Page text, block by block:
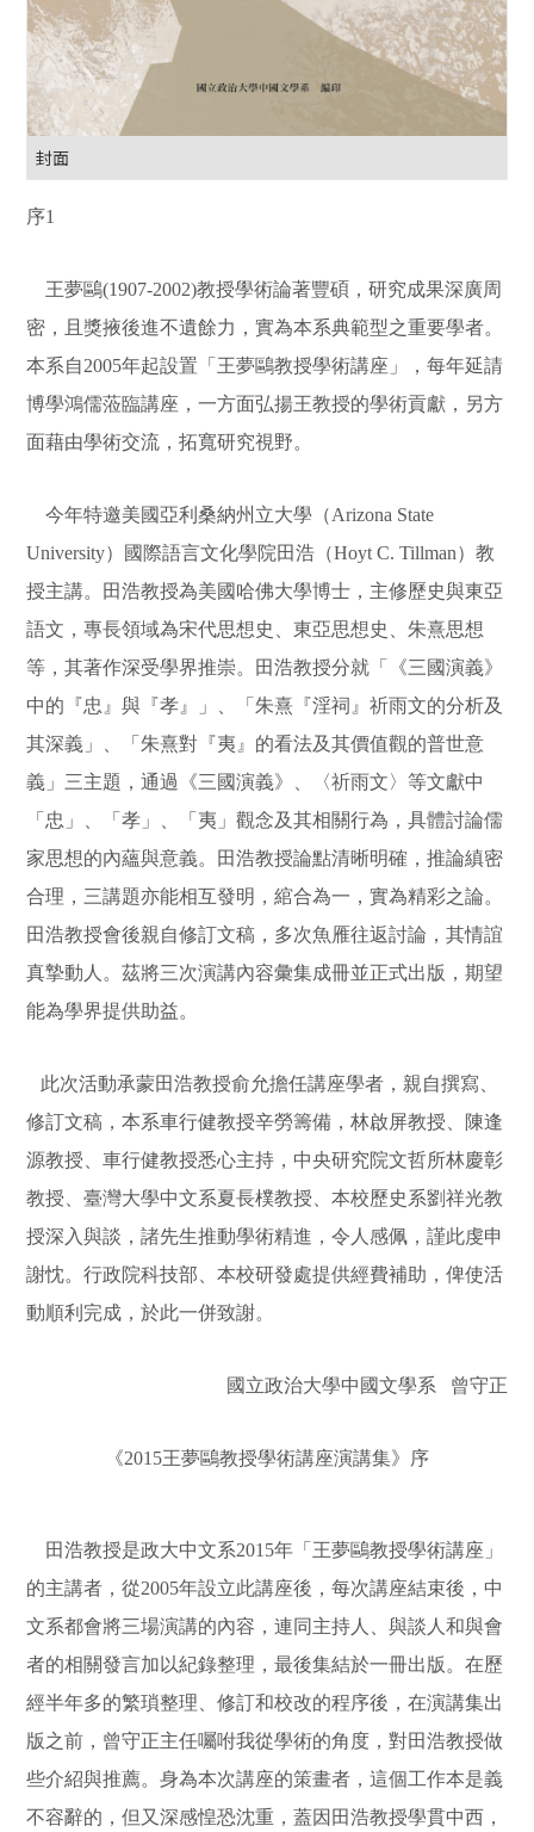
封面
序1
王夢鷗(1907-2002)教授學術論著豐碩，研究成果深廣周
密，且獎掖後進不遺餘力，實為本系典範型之重要學者。
本系自2005年起設置「王夢鷗教授學術講座」，每年延請
博學鴻儒蒞臨講座，一方面弘揚王教授的學術貢獻，另方
面藉由學術交流，拓寬研究視野。
今年特邀美國亞利桑納州立大學（Arizona State
University）國際語言文化學院田浩（Hoyt C. Tillman）教
授主講。田浩教授為美國哈佛大學博士，主修歷史與東亞
語文，專長領域為宋代思想史、東亞思想史、朱熹思想
等，其著作深受學界推崇。田浩教授分就「《三國演義》
中的『忠』與『孝』」、「朱熹『淫祠』祈雨文的分析及
其深義」、「朱熹對『夷』的看法及其價值觀的普世意
義」三主題，通過《三國演義》、〈祈雨文〉等文獻中
「忠」、「孝」、「夷」觀念及其相關行為，具體討論儒
家思想的內蘊與意義。田浩教授論點清晰明確，推論縝密
合理，三講題亦能相互發明，綰合為一，實為精彩之論。
田浩教授會後親自修訂文稿，多次魚雁往返討論，其情誼
真摯動人。茲將三次演講內容彙集成冊並正式出版，期望
能為學界提供助益。
此次活動承蒙田浩教授俞允擔任講座學者，親自撰寫、
修訂文稿，本系車行健教授辛勞籌備，林啟屏教授、陳逢
源教授、車行健教授悉心主持，中央研究院文哲所林慶彰
教授、臺灣大學中文系夏長樸教授、本校歷史系劉祥光教
授深入與談，諸先生推動學術精進，令人感佩，謹此虔申
謝忱。行政院科技部、本校研發處提供經費補助，俾使活
動順利完成，於此一併致謝。
國立政治大學中國文學系 曾守正
《2015王夢鷗教授學術講座演講集》序
田浩教授是政大中文系2015年「王夢鷗教授學術講座」
的主講者，從2005年設立此講座後，每次講座結束後，中
文系都會將三場演講的內容，連同主持人、與談人和與會
者的相關發言加以紀錄整理，最後集結於一冊出版。在歷
經半年多的繁瑣整理、修訂和校改的程序後，在演講集出
版之前，曾守正主任囑咐我從學術的角度，對田浩教授做
些介紹與推薦。身為本次講座的策畫者，這個工作本是義
不容辭的，但又深感惶恐沈重，蓋因田浩教授學貫中西，